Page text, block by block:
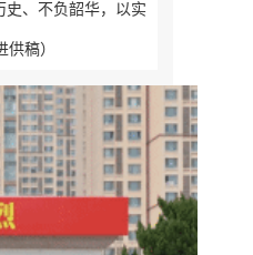
史、不负韶华，以实
稿）